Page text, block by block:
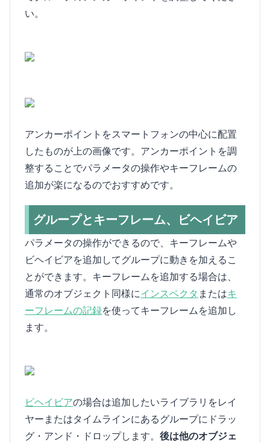
い。
アンカーポイントをスマートフォンの中心に配置
したものが上の画像です。アンカーポイントを調
整することでパラメータの操作やキーフレームの
追加が楽になるのでおすすめです。
グループとキーフレーム、ビヘイビア
パラメータの操作ができるので、キーフレームや
ビヘイビアを追加してグループに動きを加えるこ
とができます。キーフレームを追加する場合は、
通常のオブジェクト同様にインスペクタ またはキ
ーフレームの記録を使ってキーフレームを追加し
ます。
ビヘイビアの場合は追加したいライブラリをレイ
ヤーまたはタイムラインにあるグループにドラッ
グ・アンド・ドロップします。 後は他のオブジェ